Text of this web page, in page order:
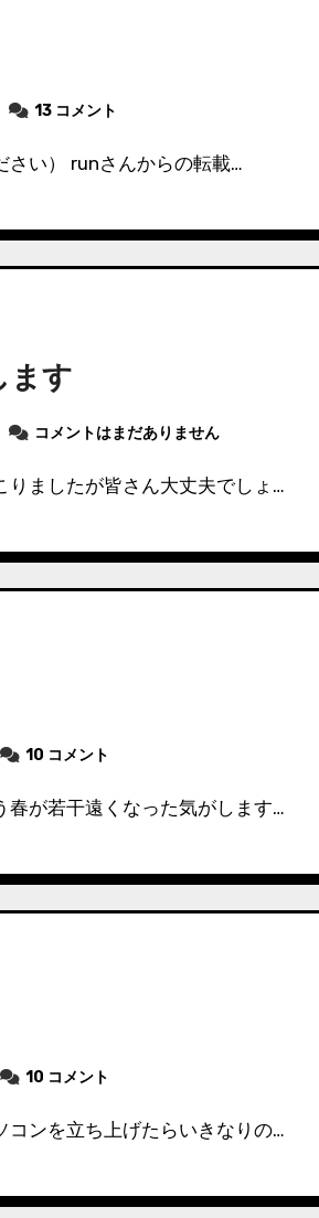
13 コメント
ださい） runさんからの転載…
ます
コメントはまだありません
りましたが皆さん大丈夫でしょ…
10 コメント
春が若干遠くなった気がします…
10 コメント
コンを立ち上げたらいきなりの…